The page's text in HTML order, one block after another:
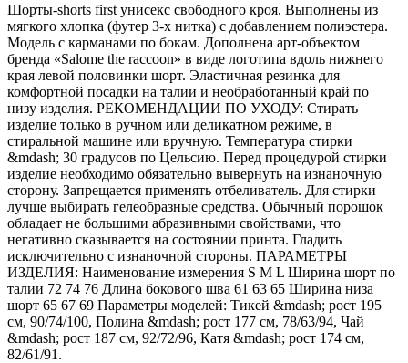
Шорты-shorts first унисекс свободного кроя. Выполнены из
мягкого хлопка (футер 3-х нитка) с добавлением полиэстера.
Модель с карманами по бокам. Дополнена арт-объектом
бренда «Salome the raccoon» в виде логотипа вдоль нижнего
края левой половинки шорт. Эластичная резинка для
комфортной посадки на талии и необработанный край по
низу изделия. РЕКОМЕНДАЦИИ ПО УХОДУ: Стирать
изделие только в ручном или деликатном режиме, в
стиральной машине или вручную. Температура стирки
&mdash; 30 градусов по Цельсию. Перед процедурой стирки
изделие необходимо обязательно вывернуть на изнаночную
сторону. Запрещается применять отбеливатель. Для стирки
лучше выбирать гелеобразные средства. Обычный порошок
обладает не большими абразивными свойствами, что
негативно сказывается на состоянии принта. Гладить
исключительно с изнаночной стороны. ПАРАМЕТРЫ
ИЗДЕЛИЯ: Наименование измерения S M L Ширина шорт по
талии 72 74 76 Длина бокового шва 61 63 65 Ширина низа
шорт 65 67 69 Параметры моделей: Тикей &mdash; рост 195
см, 90/74/100, Полина &mdash; рост 177 см, 78/63/94, Чай
&mdash; рост 187 см, 92/72/96, Катя &mdash; рост 174 см,
82/61/91.